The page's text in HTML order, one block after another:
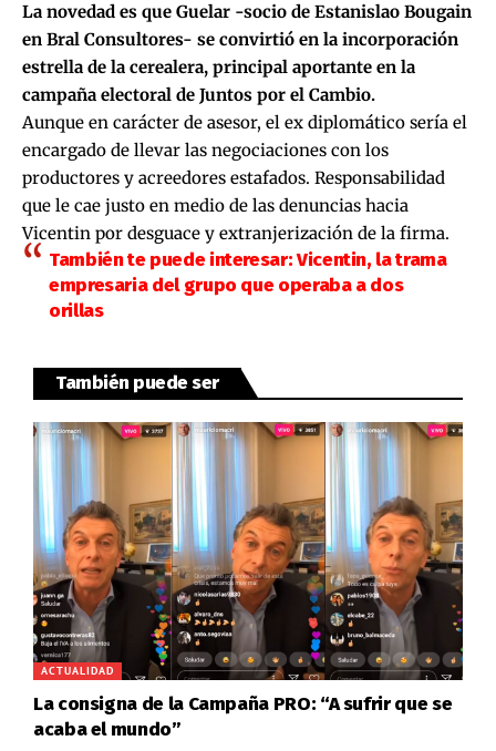
La novedad es que Guelar -socio de Estanislao Bougain
en Bral Consultores- se convirtió en la incorporación
estrella de la cerealera, principal aportante en la
campaña electoral de Juntos por el Cambio.
Aunque en carácter de asesor, el ex diplomático sería el
encargado de llevar las negociaciones con los
productores y acreedores estafados. Responsabilidad
que le cae justo en medio de las denuncias hacia
Vicentin por desguace y extranjerización de la firma.
También te puede interesar:Vicentin, la trama
empresaria del grupo que operaba a dos
orillas
También puede ser
ACTUALIDAD
La consigna de la Campaña PRO: “A sufrir que se
acaba el mundo”